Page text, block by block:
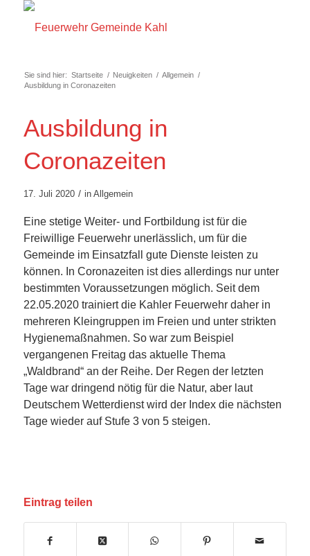
Sie sind hier: Startseite / Neuigkeiten / Allgemein /
Ausbildung in Coronazeiten
Ausbildung in
Coronazeiten
17. Juli 2020 / in Allgemein
Eine stetige Weiter- und Fortbildung ist für die
Freiwillige Feuerwehr unerlässlich, um für die
Gemeinde im Einsatzfall gute Dienste leisten zu
können. In Coronazeiten ist dies allerdings nur unter
bestimmten Voraussetzungen möglich. Seit dem
22.05.2020 trainiert die Kahler Feuerwehr daher in
mehreren Kleingruppen im Freien und unter strikten
Hygienemaßnahmen. So war zum Beispiel
vergangenen Freitag das aktuelle Thema
„Waldbrand“ an der Reihe. Der Regen der letzten
Tage war dringend nötig für die Natur, aber laut
Deutschem Wetterdienst wird der Index die nächsten
Tage wieder auf Stufe 3 von 5 steigen.
Eintrag teilen